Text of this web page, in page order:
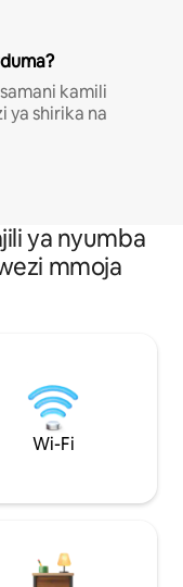
kamili
ya shirika na
ya nyumba
mmoja
Wi-Fi